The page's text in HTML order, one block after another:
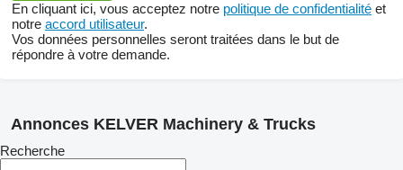
En cliquant ici, vous acceptez notre politique de confidentialité et
notre accord utilisateur.
Vos données personnelles seront traitées dans le but de
répondre à votre demande.
Annonces KELVER Machinery & Trucks
Recherche